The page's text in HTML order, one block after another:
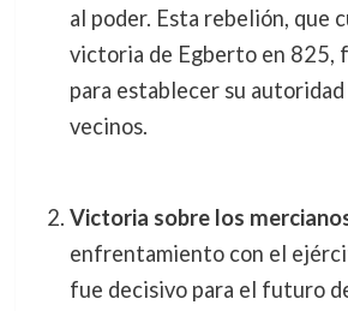
al poder. Esta rebelión, que
victoria de Egberto en 825,
para establecer su
vecinos.
Victoria sobre los
enfrentamiento con el
fue decisivo para el futuro